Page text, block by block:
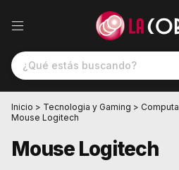
Inicio > Tecnologia y Gaming >
Mouse Logitech
Mouse Logitech